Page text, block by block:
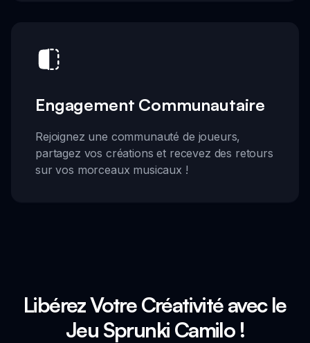
Engagement Communautaire
Rejoignez une communauté de joueurs,
partagez vos créations et recevez des retours
sur vos morceaux musicaux !
Libérez Votre Créativité avec le
Jeu Sprunki Camilo !